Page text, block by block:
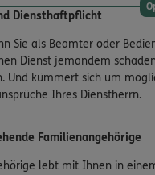
Diensthaftpflicht
Sie als Beamter oder
Dienst jemandem
Und kümmert sich um
Ihres Dienstherrn.
Familienangehörige
lebt mit Ihnen in